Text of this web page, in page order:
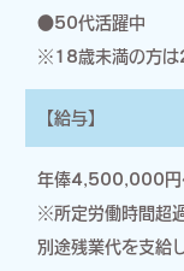
●50代活躍中
※18歳未満の方は
【給与】
年俸4,500,000
※所定労働時間超
別途残業代を支給